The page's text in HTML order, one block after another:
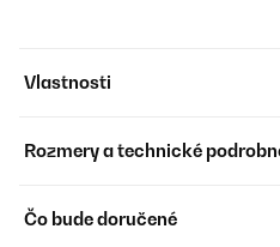
Vlastnosti
Rozmery a technické
Čo bude doručené